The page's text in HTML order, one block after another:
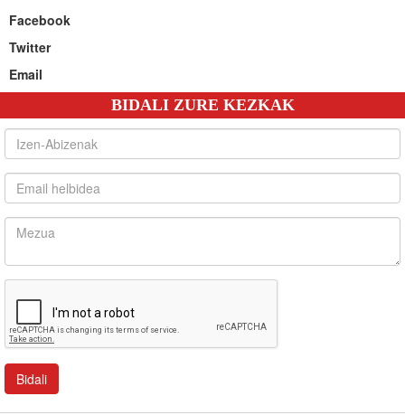
Facebook
Twitter
Email
BIDALI ZURE KEZKAK